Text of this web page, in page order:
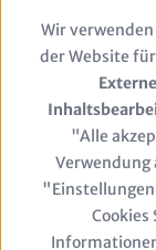
Wir
der Website
"Alle
Verwendung
Cookies